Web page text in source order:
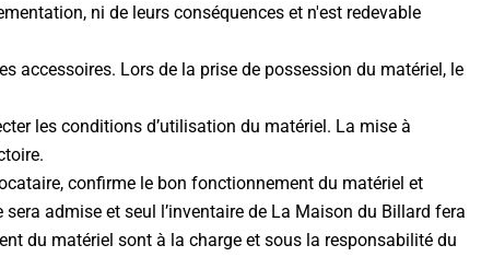
ni de leurs conséquences et n'est redevable
accessoires. Lors de la prise de possession du matériel, le
les conditions d’utilisation du matériel. La mise à
confirme le bon fonctionnement du matériel et
admise et seul l’inventaire de La Maison du Billard fera
du matériel sont à la charge et sous la responsabilité du